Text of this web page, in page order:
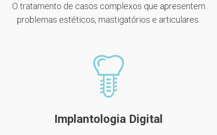
O tratamento de casos complexos que apresentem
problemas estéticos, mastigatórios e articulares.
Implantologia Digital